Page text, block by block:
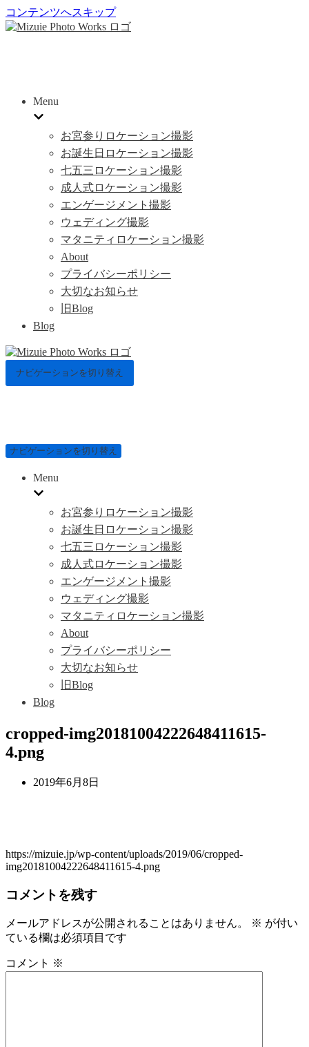
コンテンツへスキップ
Menu
お宮参りロケーション撮影
お誕生日ロケーション撮影
七五三ロケーション撮影
成人式ロケーション撮影
エンゲージメント撮影
ウェディング撮影
マタニティロケーション撮影
About
プライバシーポリシー
大切なお知らせ
旧Blog
Blog
ナビゲーションを切り替え
ナビゲーションを切り替え
Menu
お宮参りロケーション撮影
お誕生日ロケーション撮影
七五三ロケーション撮影
成人式ロケーション撮影
エンゲージメント撮影
ウェディング撮影
マタニティロケーション撮影
About
プライバシーポリシー
大切なお知らせ
旧Blog
Blog
cropped-img20181004222648411615-
4.png
2019年6月8日
https://mizuie.jp/wp-content/uploads/2019/06/cropped-
img20181004222648411615-4.png
コメントを残す
メールアドレスが公開されることはありません。 ※ が付い
ている欄は必須項目です
コメント ※